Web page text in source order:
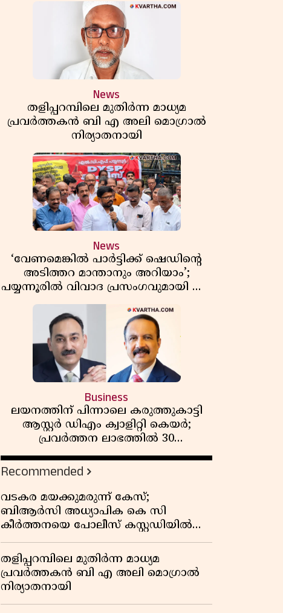
News
തളിപ്പറമ്പിലെ മുതിർന്ന മാധ്യമ
പ്രവർത്തകൻ ബി എ അലി മൊഗ്രാൽ
നിര്യാതനായി
News
‘വേണമെങ്കിൽ പാർട്ടിക്ക് ഷെഡിൻ്റെ
അടിത്തറ മാന്താനും അറിയാം’;
പയ്യന്നൂരിൽ വിവാദ പ്രസംഗവുമായി കെ
കെ രാഗേഷ്
Business
ലയനത്തിന് പിന്നാലെ കരുത്തുകാട്ടി
ആസ്റ്റർ ഡിഎം ക്വാളിറ്റി കെയർ;
പ്രവർത്തന ലാഭത്തിൽ 30
ശതമാനത്തിൻ്റെ വളർച്ച,
വരുമാനത്തിലും ലാഭത്തിലും വൻ
കുതിപ്പ് രേഖപ്പെടുത്തി ആദ്യ പാദ
റിപ്പോർട്ട് പുറത്ത്
Recommended
വടകര മയക്കുമരുന്ന് കേസ്;
ബിആർസി അധ്യാപിക കെ സി
കീർത്തനയെ പോലീസ് കസ്റ്റഡിയിൽ
വിട്ടു
തളിപ്പറമ്പിലെ മുതിർന്ന മാധ്യമ
പ്രവർത്തകൻ ബി എ അലി മൊഗ്രാൽ
നിര്യാതനായി